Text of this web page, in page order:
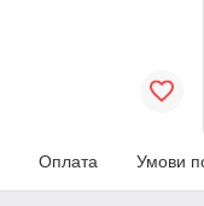
Оплата Умови